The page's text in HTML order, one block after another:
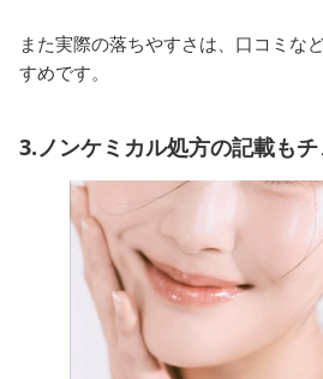
また実際の落ちやすさは、口コミな
すめです。
3.ノンケミカル処方の記載もチ